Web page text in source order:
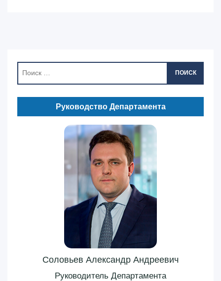
ПОИСК
Руководство Департамента
Соловьев Александр Андреевич
Руководитель Департамента